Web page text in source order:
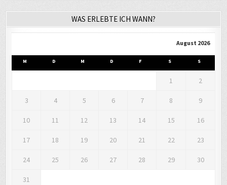
WAS ERLEBTE ICH WANN?
August 2026
M D M D F S S
1 2
3 4 5 6 7 8 9
10 11 12 13 14 15 16
17 18 19 20 21 22 23
24 25 26 27 28 29 30
31